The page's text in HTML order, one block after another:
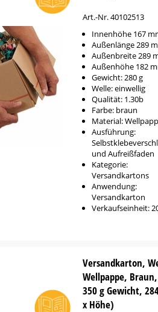
Art.-Nr. 40102513
Innenhöhe 167
Außenlänge 289
Außenbreite 289
Außenhöhe 182
Gewicht: 280 g
Welle: einwellig
Qualität: 1.30b
Farbe: braun
Material:
Ausführung:
und Aufreißfaden
Kategorie:
Versandkartons
Anwendung:
Versandkarton
Verkaufseinheit:
Versandkarton,
Wellpappe,
350 g Gewicht,
x Höhe)